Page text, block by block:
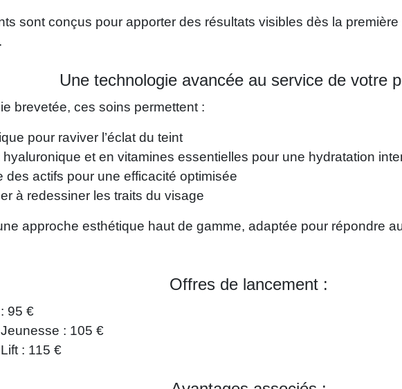
sont conçus pour apporter des résultats visibles dès la
Une technologie avancée au service de votre
brevetée, ces soins permettent :
pour raviver l’éclat du teint
et en vitamines essentielles pour une hydratation
des actifs pour une efficacité optimisée
à redessiner les traits du visage
approche esthétique haut de gamme, adaptée pour répondre
Offres de lancement :
95 €
: 105 €
: 115 €